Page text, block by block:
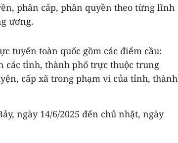
phân cấp, phân quyền theo từng lĩnh
ương.
tuyến toàn quốc gồm các điểm cầu:
các tỉnh, thành phố trực thuộc trung
cấp xã trong phạm vi của tỉnh, thành
ngày 14/6/2025 đến chủ nhật, ngày